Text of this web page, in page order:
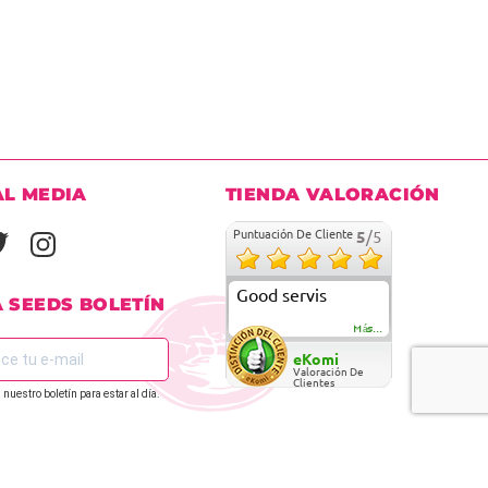
MEDIA
SEEDS BOLETÍN
nuestro boletín para estar al día.
TIENDA VALORACIÓN
Puntuación De Cliente 5/5
Good servis
Más...
eKomi
Valoración De
Clientes